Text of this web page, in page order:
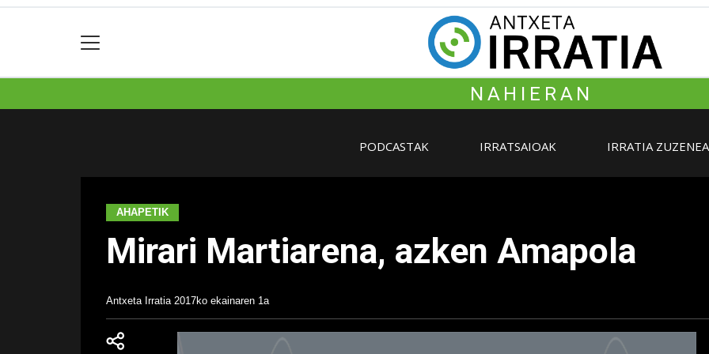
NAHIERAN
PODCASTAK IRRATSAIOAK IRRATIA
AHAPETIK
Mirari Martiarena, azken Amapola
Antxeta Irratia 2017ko ekainaren 1a